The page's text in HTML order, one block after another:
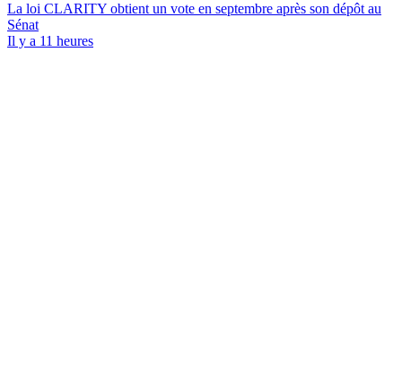
La loi CLARITY obtient un vote en septembre après son dépôt au
Sénat
Il y a 11 heures